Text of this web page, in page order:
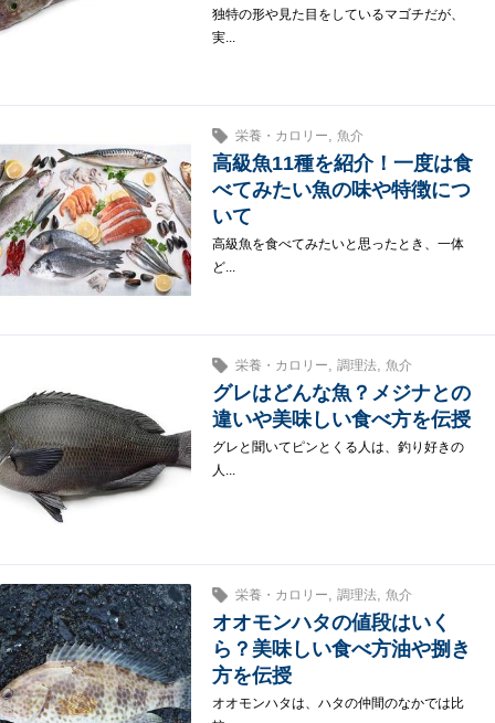
独特の形や見た目をしているマゴチだが、
実...
栄養・カロリー 魚介
高級魚11種を紹介！一度は食
べてみたい魚の味や特徴につ
いて
高級魚を食べてみたいと思ったとき、一体
ど...
栄養・カロリー 調理法, 魚介
グレはどんな魚？メジナとの
違いや美味しい食べ方を伝授
グレと聞いてピンとくる人は、釣り好きの
人...
栄養・カロリー 調理法, 魚介
オオモンハタの値段はいく
ら？美味しい食べ方油や捌き
方を伝授
オオモンハタは、ハタの仲間のなかでは比